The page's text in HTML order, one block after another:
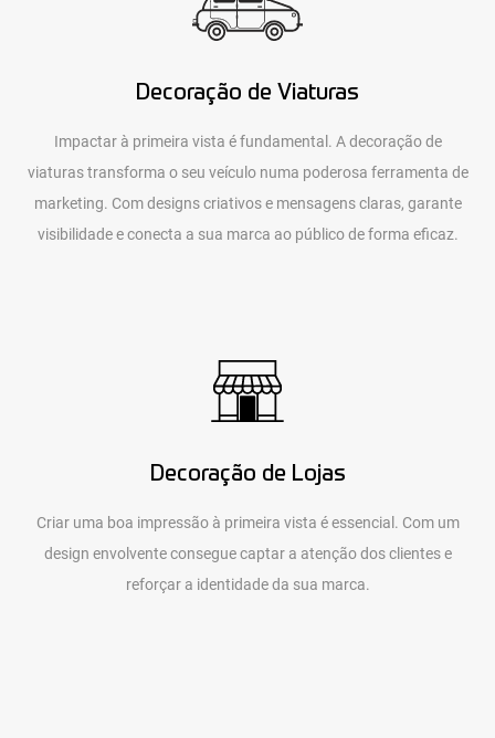
Decoração de Viaturas
Impactar à primeira vista é fundamental. A decoração de
viaturas transforma o seu veículo numa poderosa ferramenta de
marketing. Com designs criativos e mensagens claras, garante
visibilidade e conecta a sua marca ao público de forma eficaz.
Decoração de Lojas
Criar uma boa impressão à primeira vista é essencial. Com um
design envolvente consegue captar a atenção dos clientes e
reforçar a identidade da sua marca.